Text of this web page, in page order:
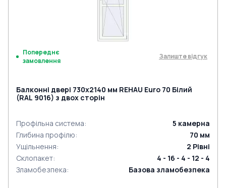
Попереднє
замовлення
Залиште відгук
Балконні двері 730x2140 мм REHAU Euro 70 Білий
(RAL 9016) з двох сторін
Профільна система: 5 камерна
Глибина профілю: 70 мм
Ущільнення: 2 Рівні
Склопакет:
4 - 16 - 4 - 12 - 4
Зламобезпека: Базова зламобезпека